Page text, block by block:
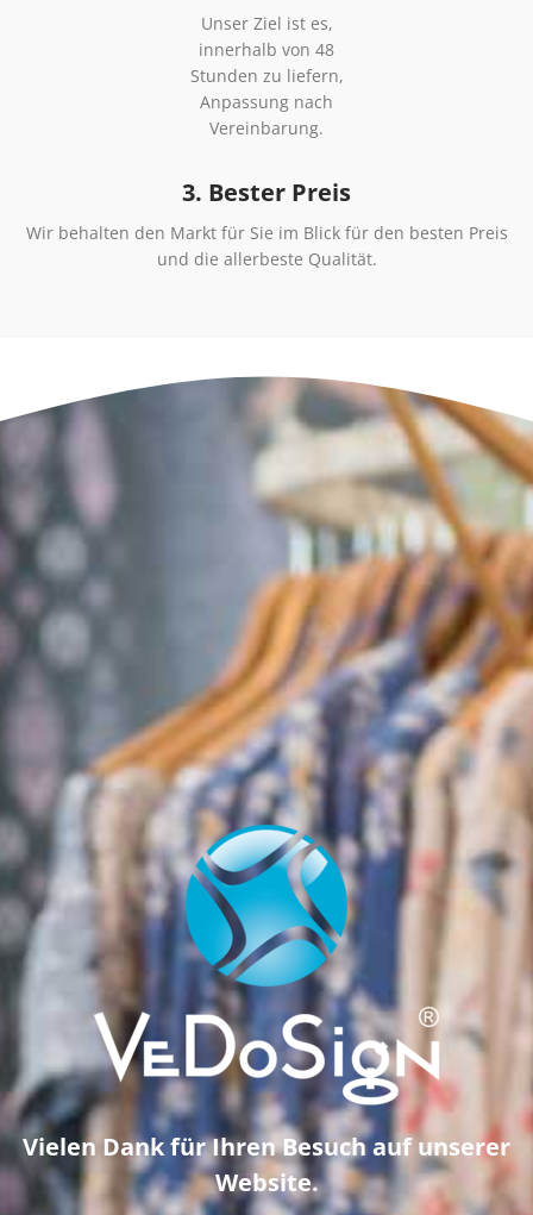
Unser Ziel ist es,
innerhalb von 48
Stunden zu liefern,
Anpassung nach
Vereinbarung.
3. Bester Preis
Wir behalten den Markt für Sie im Blick für den besten Preis
und die allerbeste Qualität.
Vielen Dank für Ihren Besuch auf unserer
Website.